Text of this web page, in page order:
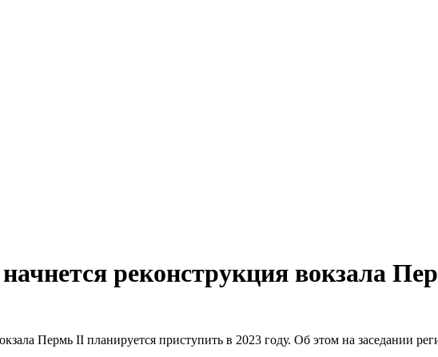
реконструкция вокзала
Пермь II планируется приступить в 2023 году. Об этом на заседании